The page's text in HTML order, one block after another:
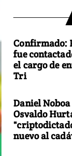
Confirmado:
fue
el cargo de
Tri
Daniel
Osvaldo
nuevo al